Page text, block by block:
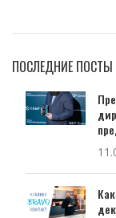
ПОСЛЕДНИЕ ПОСТЫ